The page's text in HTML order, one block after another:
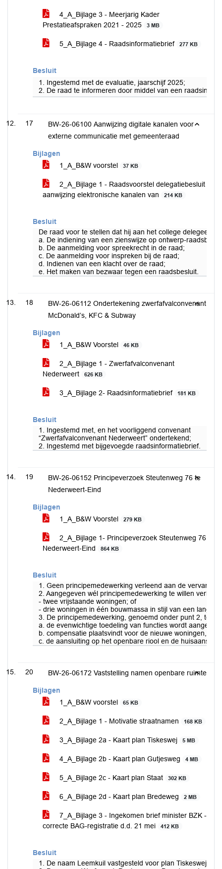
4_A_Bijlage 3 - Meerjarig Kader
Prestatieafspraken 2021 - 2025
3 MB
5_A_Bijlage 4 - Raadsinformatiebrief 277 KB
Besluit
1. Ingestemd met de evaluatie, jaarschijf 2025;
2. De raad te informeren door middel van een
17
BW-26-06100 Aanwijzing digitale kanalen voor
externe communicatie met gemeenteraad
Bijlagen
1_A_B&W voorstel
37 KB
2_A_Bijlage 1 - Raadsvoorstel delegatiebesluit
aanwijzing elektronische kanalen van
214 KB
Besluit
De raad voor te stellen dat hij aan het college delegeert
a. De indiening van een zienswijze op ontwerp-
b. De aanmelding voor spreekrecht in de raad;
c. De aanmelding voor inspreken bij de raad;
d. Indienen van een klacht over de raad;
e. Het maken van bezwaar tegen een raadsbesluit.
18
BW-26-06112 Ondertekening zwerfafvalconvenant
McDonald’s, KFC & Subway
Bijlagen
1_A_B&W Voorstel
46 KB
2_A_Bijlage 1 - Zwerfafvalconvenant
Nederweert
626 KB
3_A_Bijlage 2- Raadsinformatiebrief 181 KB
Besluit
1. Ingestemd met, en het voorliggend convenant
“Zwerfafvalconvenant Nederweert” ondertekend;
2. Ingestemd met bijgevoegde raadsinformatiebrief.
19
BW-26-06152 Principeverzoek Steutenweg 76 te
Nederweert-Eind
Bijlagen
1_A_B&W Voorstel
279 KB
2_A_Bijlage 1- Principeverzoek Steutenweg 76
Nederweert-Eind
864 KB
Besluit
1. Geen principemedewerking verleend aan de
2. Aangegeven wél principemedewerking te willen
- twee vrijstaande woningen; of
- drie woningen in één bouwmassa in stijl van een
3. De principemedewerking, genoemd onder punt 2, te
a. de evenwichtige toedeling van functies wordt
b. compensatie plaatsvindt voor de nieuwe woningen,
c. de aansluiting op het openbare riool en de
20 BW-26-06172 Vaststelling namen openbare ruimte
Bijlagen
1_A_B&W voorstel
65 KB
2_A_Bijlage 1 - Motivatie straatnamen 168 KB
3_A_Bijlage 2a - Kaart plan Tiskeswej 5 MB
4_A_Bijlage 2b - Kaart plan Gutjesweg 4 MB
5_A_Bijlage 2c - Kaart plan Staat 302 KB
6_A_Bijlage 2d - Kaart plan Bredeweg 2 MB
7_A_Bijlage 3 - Ingekomen brief minister BZK -
correcte BAG-registratie d.d. 21 mei
412 KB
Besluit
1. De naam Leemkuil vastgesteld voor plan Tiskeswej;